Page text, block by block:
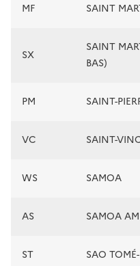
MF SAINT
SX
SAINT
BAS)
PM SAINT-
VC SAINT-
WS SAMOA
AS SAMOA
ST SAO